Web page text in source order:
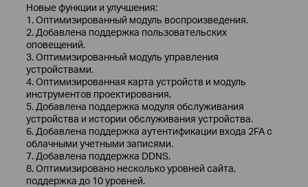
Новые функции и улучшения:
1. Оптимизированный модуль воспроизведения.
2. Добавлена ​​поддержка пользовательских
оповещений.
3. Оптимизированный модуль управления
устройствами.
4. Оптимизированная карта устройств и модуль
инструментов проектирования.
5. Добавлена ​​поддержка модуля обслуживания
устройства и истории обслуживания устройства.
6. Добавлена ​​поддержка аутентификации входа 2FA с
облачными учетными записями.
7. Добавлена ​​поддержка DDNS.
8. Оптимизировано несколько уровней сайта,
поддержка до 10 уровней.